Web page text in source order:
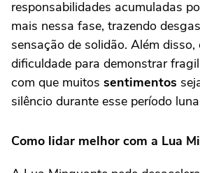
responsabilidades acumuladas
mais nessa fase, trazendo
sensação de solidão. Além
dificuldade para demonstrar
com que muitos sentimentos
silêncio durante esse período
Como lidar melhor com a Lua